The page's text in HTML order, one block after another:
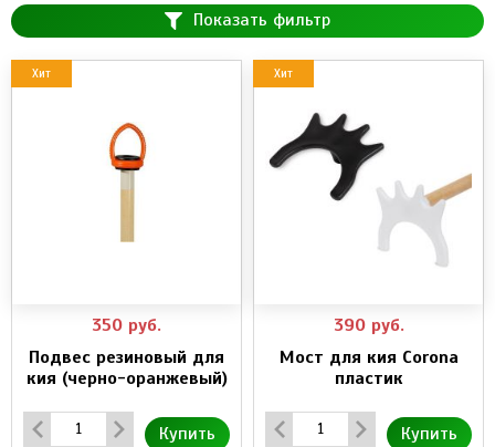
Показать фильтр
Хит
350 руб.
Подвес резиновый для
кия (черно-оранжевый)
Купить
Хит
390 руб.
Мост для кия Corona
пластик
Купить